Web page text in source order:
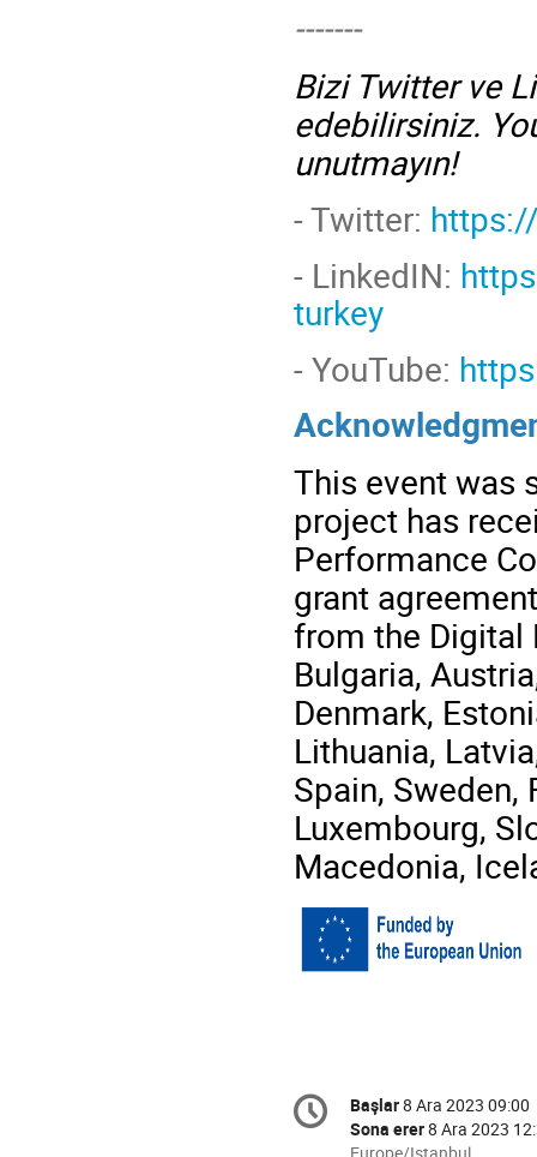
-------
Bizi Twitter ve
edebilirsiniz.
unutmayın!
- Twitter:
- LinkedIN:
turkey
- YouTube:
This event was
project has
Performance
grant
from the Digital
Bulgaria,
Denmark,
Lithuania,
Spain, Sweden,
Luxembourg,
Macedonia,
Conference
information
Tarih/Zaman
Başlar8 Ara 2023 09:00
Sona erer8 Ara 2023